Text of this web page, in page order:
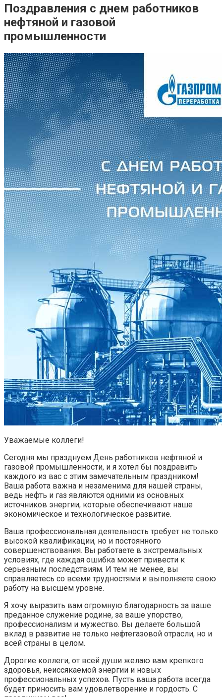
Поздравления с днем работников
нефтяной и газовой
промышленности
Уважаемые коллеги!
Сегодня мы празднуем День работников нефтяной и
газовой промышленности, и я хотел бы поздравить
каждого из вас с этим замечательным праздником!
Ваша работа важна и незаменима для нашей страны,
ведь нефть и газ являются одними из основных
источников энергии, которые обеспечивают наше
экономическое и технологическое развитие.
Ваша профессиональная деятельность требует не только
высокой квалификации, но и постоянного
совершенствования. Вы работаете в экстремальных
условиях, где каждая ошибка может привести к
серьезным последствиям. И тем не менее, вы
справляетесь со всеми трудностями и выполняете свою
работу на высшем уровне.
Я хочу выразить вам огромную благодарность за ваше
преданное служение родине, за ваше упорство,
профессионализм и мужество. Вы делаете большой
вклад в развитие не только нефтегазовой отрасли, но и
всей страны в целом.
Дорогие коллеги, от всей души желаю вам крепкого
здоровья, неиссякаемой энергии и новых
профессиональных успехов. Пусть ваша работа всегда
будет приносить вам удовлетворение и гордость. С